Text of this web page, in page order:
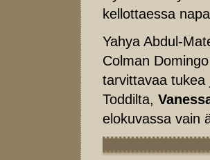
kellottaessa
Yahya Abdul-
Colman
tarvittavaa tukea
Toddilta,
elokuvassa vain